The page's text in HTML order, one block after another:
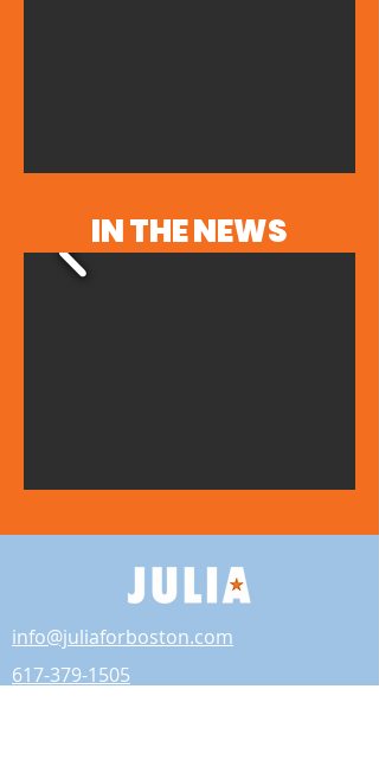
IN THE NEWS
info@juliaforboston.com
617-379-1505